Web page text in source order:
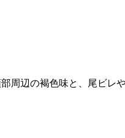
辺の褐色味と、尾ビ